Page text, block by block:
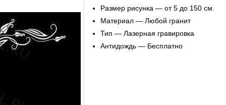
Размер рисунка — от 5 до 150 см.
Материал — Любой гранит
Тип — Лазерная гравировка
Антидождь — Бесплатно